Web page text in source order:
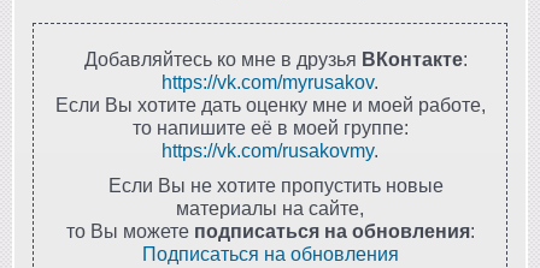
Добавляйтесь ко мне в друзья ВКонтакте:
https://vk.com/myrusakov.
Если Вы хотите дать оценку мне и моей работе,
то напишите её в моей группе:
https://vk.com/rusakovmy.
Если Вы не хотите пропустить новые
материалы на сайте,
то Вы можете подписаться на обновления:
Подписаться на обновления